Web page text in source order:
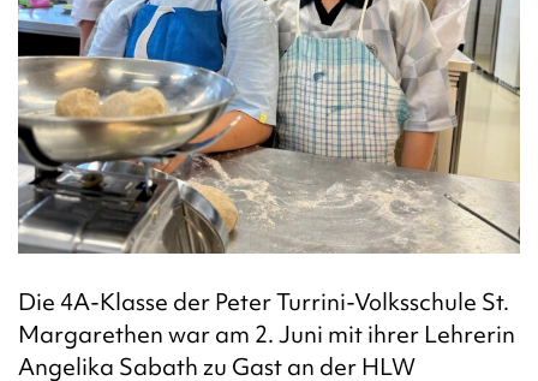
Die 4A-Klasse der Peter Turrini-Volksschule St.
Margarethen war am 2. Juni mit ihrer Lehrerin
Angelika Sabath zu Gast an der HLW